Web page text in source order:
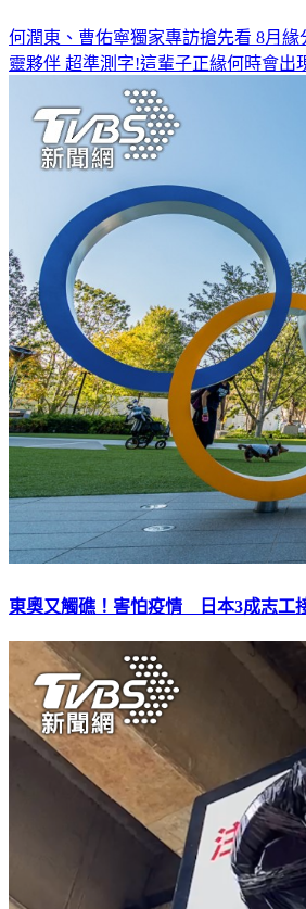
何潤東、曹佑寧獨家專訪搶先看 8月緣
靈夥伴 超準測字!這輩子正緣何時會出
東奧又觸礁！害怕疫情 日本3成志工